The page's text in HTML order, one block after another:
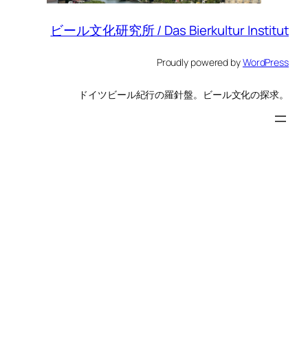
ビール文化研究所 / Das Bierkultur Institut
Proudly powered byWordPress
ドイツビール紀行の羅針盤。ビール文化の探求。